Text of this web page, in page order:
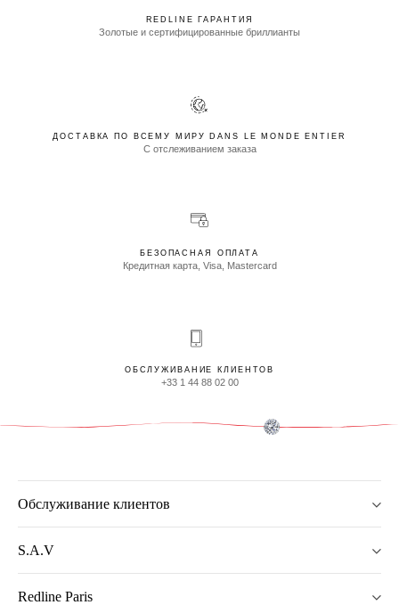
REDLINE ГАРАНТИЯ
Золотые и сертифицированные бриллианты
ДОСТАВКА ПО ВСЕМУ МИРУ DANS LE MONDE ENTIER
С отслеживанием заказа
БЕЗОПАСНАЯ ОПЛАТА
Кредитная карта, Visa, Mastercard
ОБСЛУЖИВАНИЕ КЛИЕНТОВ
+33 1 44 88 02 00
Обслуживание клиентов
S.A.V
Redline Paris